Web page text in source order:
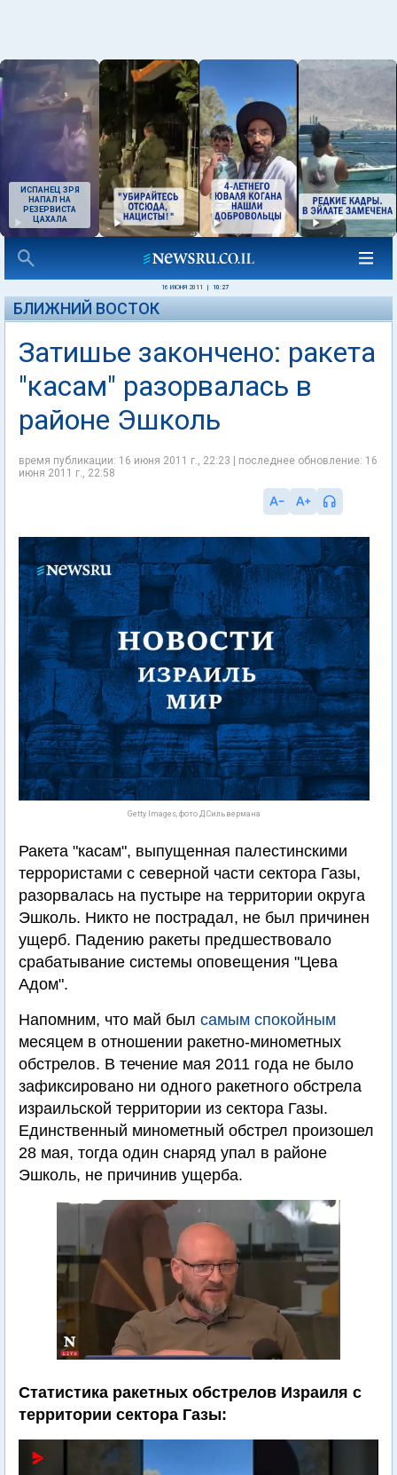
ИСПАНЕЦ ЗРЯ
НАПАЛ НА
РЕЗЕРВИСТА
ЦАХАЛА
16 ИЮНЯ 2011 10:27
БЛИЖНИЙ ВОСТОК
Затишье закончено: ракета
"касам" разорвалась в
районе Эшколь
время публикации: 16 июня 2011 г., 22:23 | последнее обновление: 16
июня 2011 г., 22:58
Getty Images, фото Д.Сильвермана
Ракета "касам", выпущенная палестинскими
террористами с северной части сектора Газы,
разорвалась на пустыре на территории округа
Эшколь. Никто не пострадал, не был причинен
ущерб. Падению ракеты предшествовало
срабатывание системы оповещения "Цева
Адом".
Напомним, что май был самым спокойным
месяцем в отношении ракетно-минометных
обстрелов. В течение мая 2011 года не было
зафиксировано ни одного ракетного обстрела
израильской территории из сектора Газы.
Единственный минометный обстрел произошел
28 мая, тогда один снаряд упал в районе
Эшколь, не причинив ущерба.
Статистика ракетных обстрелов Израиля с
территории сектора Газы: